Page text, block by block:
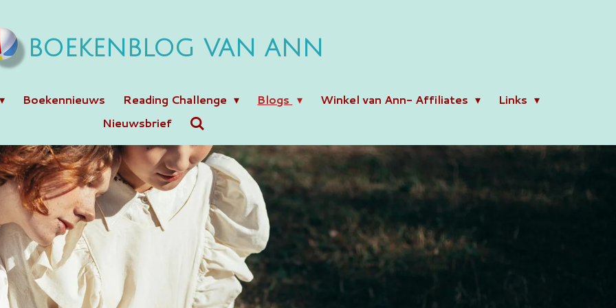
BOEKENBLOG VAN ANN
Boekennieuws Reading Challenge Blogs Winkel van Ann- Affiliates
Links
Nieuwsbrief